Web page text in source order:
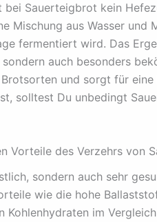
Sauerteigbrot kein
Mischung aus Wasser und
fermentiert wird. Das
auch besonders
und sorgt für eine
solltest Du unbedingt
Vorteile des Verzehrs von
sondern auch sehr
wie die hohe
Kohlenhydraten im